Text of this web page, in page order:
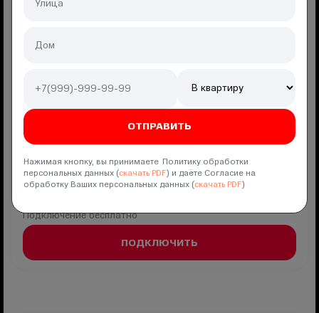
Мобильная связь
550₽/мес
далее - 1100₽/мес
Подключениебесплатно
ПОДКЛЮЧИТЬ
Нажимая кнопку, вы принимаете Политику обработки
персональных данных (скачать PDF) и даёте Согласие на
обработку Ваших персональных данных (скачать PDF)